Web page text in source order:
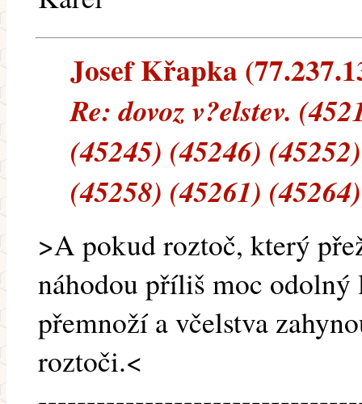
Josef Křapka
Re: dovoz v?elstev.
(45245) (45246)
(45258) (45261)
>A pokud roztoč, který
náhodou příliš moc odolný
přemnoží a včelstva
roztoči.<